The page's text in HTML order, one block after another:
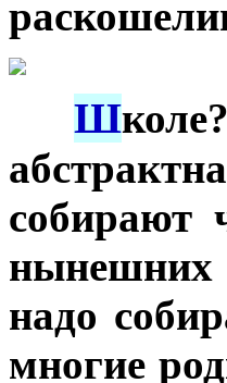
Ш
собирают
нынешних
надо
многие